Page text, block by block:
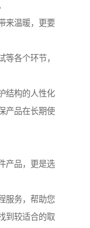
来温暖，更要
等各个环节，
结构的人性化
产品在长期使
产品，更是选
服务，帮助您
到较适合的取